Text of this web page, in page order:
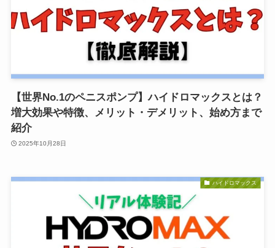
【世界No.1のペニスポンプ】ハイドロマックスとは？
増大効果や特徴、メリット・デメリット、始め方まで
紹介
2025年10月28日
ハイドロマックス